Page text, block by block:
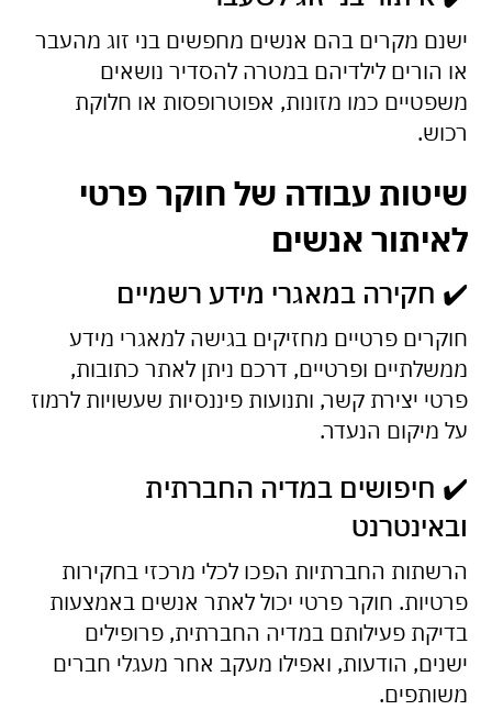
ישנם מקרים בהם אנשים מחפשים בני זוג מהעבר
או הורים לילדיהם במטרה להסדיר נושאים
משפטיים כמו מזונות, אפוטרופסות או חלוקת
רכוש.
שיטות עבודה של חוקר פרטי
לאיתור אנשים
✔️ חקירה במאגרי מידע רשמיים
חוקרים פרטיים מחזיקים בגישה למאגרי מידע
ממשלתיים ופרטיים, דרכם ניתן לאתר כתובות,
פרטי יצירת קשר, ותנועות פיננסיות שעשויות לרמוז
על מיקום הנעדר.
✔️ חיפושים במדיה החברתית
ובאינטרנט
הרשתות החברתיות הפכו לכלי מרכזי בחקירות
פרטיות. חוקר פרטי יכול לאתר אנשים באמצעות
בדיקת פעילותם במדיה החברתית, פרופילים
ישנים, הודעות, ואפילו מעקב אחר מעגלי חברים
משותפים.